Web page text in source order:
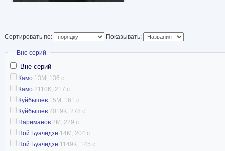
Сортировать по: Показывать:
Скрыть
Вне серий
Вне серий
Камо 13M, 136 с.
Камо 2110K, 217 с.
Куйбышев 15M, 161 с.
Куйбышев 2019K, 278 с.
Нариманов 2M, 229 с.
Ной Буачидзе 14M, 204 с.
Ной Буачидзе 1149K, 145 с.